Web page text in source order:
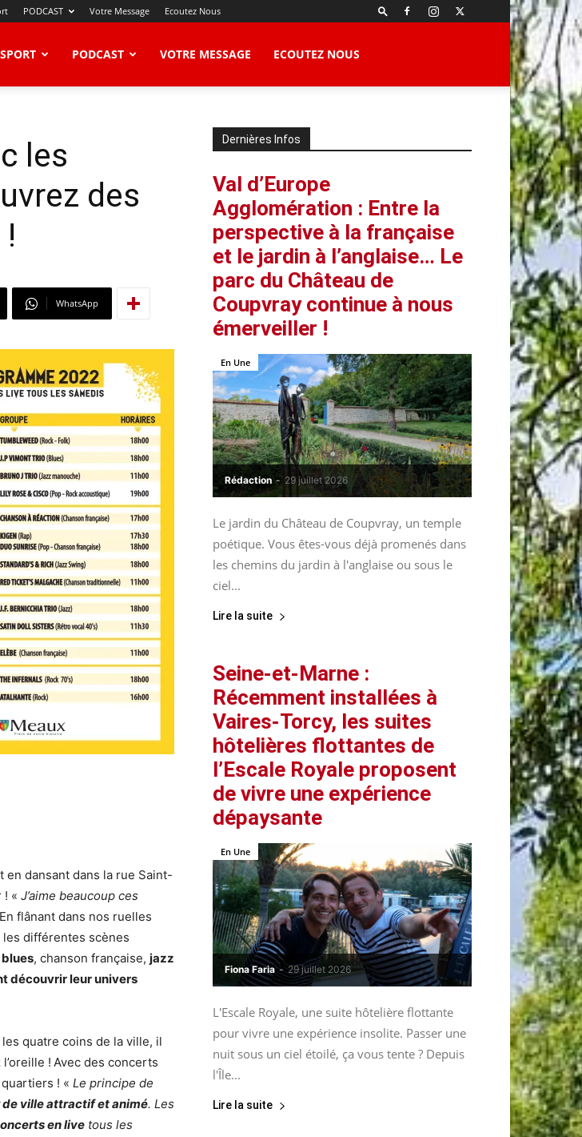
PODCAST Votre Message Ecoutez Nous
SPORT PODCAST VOTRE MESSAGE ECOUTEZ NOUS
les
des
WhatsApp
en dansant dans la rue Saint-
« J’aime beaucoup ces
flânant dans nos ruelles
différentes scènes
blues, chanson française, jazz
découvrir leur univers
les quatre coins de la ville, il
! Avec des concerts
! « Le principe de
ville attractif et animé. Les
en live tous les
Dernières Infos
Val d’Europe
Agglomération : Entre la
perspective à la française
et le jardin à l’anglaise… Le
parc du Château de
Coupvray continue à nous
émerveiller !
Rédaction - 29 juillet 2026
En Une
Le jardin du Château de Coupvray, un temple
poétique. Vous êtes-vous déjà promenés dans
les chemins du jardin à l'anglaise ou sous le
ciel...
Lire la suite
Seine-et-Marne :
Récemment installées à
Vaires-Torcy, les suites
hôtelières flottantes de
l’Escale Royale proposent
de vivre une expérience
dépaysante
Fiona Faria - 29 juillet 2026
En Une
L'Escale Royale, une suite hôtelière flottante
pour vivre une expérience insolite. Passer une
nuit sous un ciel étoilé, ça vous tente ? Depuis
l'Île...
Lire la suite